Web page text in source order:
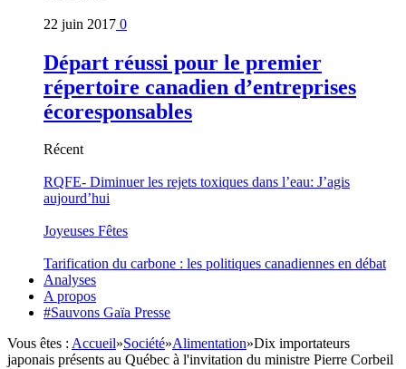
22 juin 2017 0
Départ réussi pour le premier
répertoire canadien d’entreprises
écoresponsables
Récent
RQFE- Diminuer les rejets toxiques dans l’eau: J’agis
aujourd’hui
Joyeuses Fêtes
Tarification du carbone : les politiques canadiennes en débat
Analyses
A propos
#Sauvons Gaïa Presse
Vous êtes : Accueil»Société»Alimentation»Dix importateurs
japonais présents au Québec à l'invitation du ministre Pierre Corbeil